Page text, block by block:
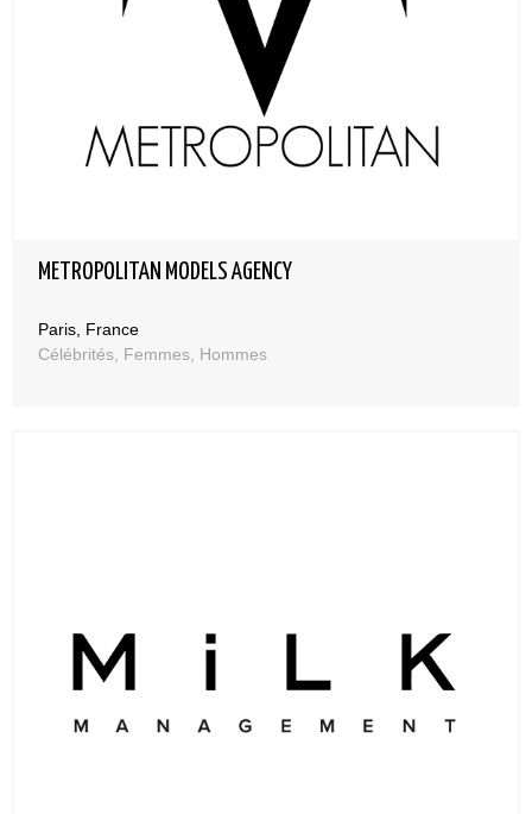
METROPOLITAN MODELS AGENCY
Paris, France
Célébrités, Femmes, Hommes